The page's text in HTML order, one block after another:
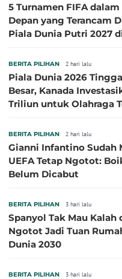
5 Turnamen FIFA
Depan yang Terancam
Piala Dunia Putri 2027
BERITA PILIHAN 2 hari lalu
Piala Dunia 2026
Besar, Kanada
Triliun untuk Olahraga
BERITA PILIHAN 2 hari lalu
Gianni Infantino Sudah
UEFA Tetap Ngotot:
Belum Dicabut
BERITA PILIHAN 3 hari lalu
Spanyol Tak Mau Kalah
Ngotot Jadi Tuan
Dunia 2030
BERITA PILIHAN 3 hari lalu